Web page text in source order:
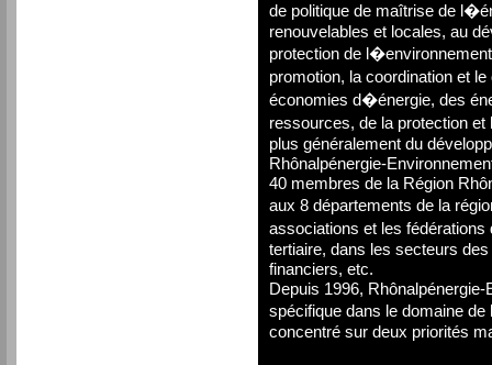
de politique de maîtrise de
renouvelables et locales, au
protection de
promotion, la coordination et
économies d�énergie, des
ressources, de la protection
plus généralement du
Rhônalpénergie-
40 membres de la Région
aux 8 départements de la
associations et les
tertiaire, dans les secteurs
financiers, etc.
Depuis 1996,
spécifique dans le domaine
concentré sur deux priorités